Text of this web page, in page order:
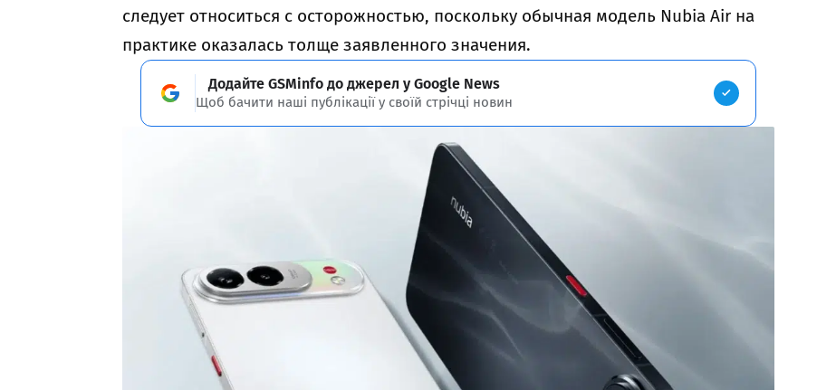
следует относиться с осторожностью, поскольку обычная модель Nubia Air на
практике оказалась толще заявленного значения.
Додайте GSMinfo до джерел у Google News
Щоб бачити наші публікації у своїй стрічці новин